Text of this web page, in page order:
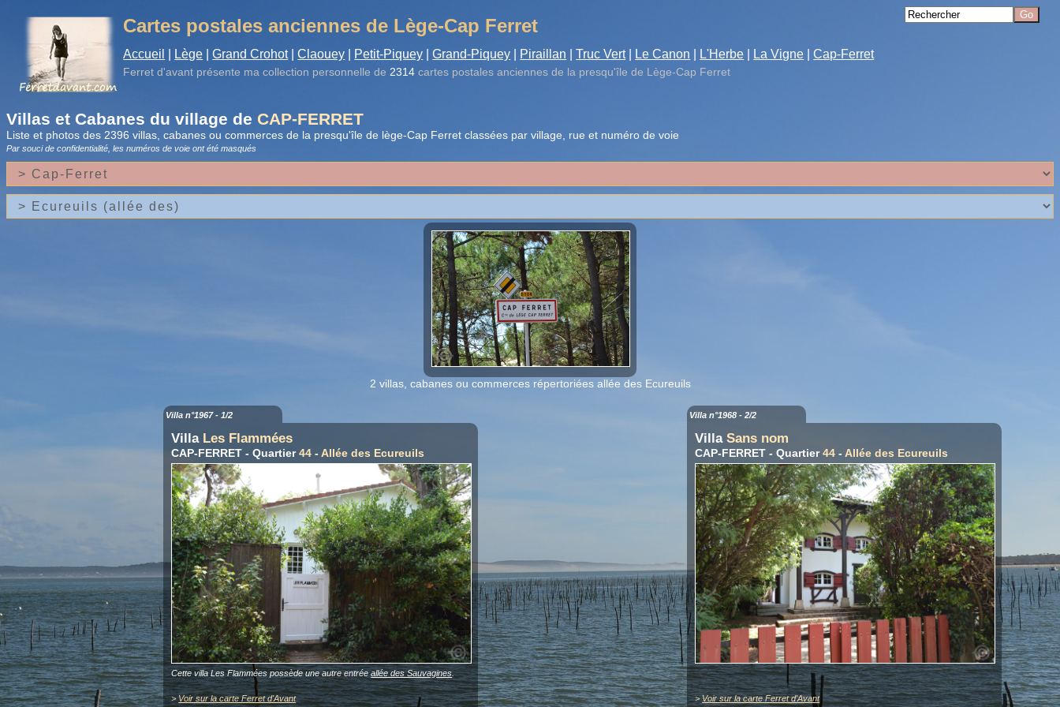
Cartes postales anciennes de Lège-Cap Ferret
Accueil Lège Grand Crohot Claouey Petit-Piquey Grand-Piquey Piraillan Truc Vert Le Canon L'Herbe La Vigne Cap-Ferret
Ferret d'avant présente ma collection personnelle de 2314 cartes postales anciennes de la presqu'île de Lège-Cap Ferret
Villas et Cabanes du village de CAP-FERRET
Liste et photos des 2396 villas, cabanes ou commerces de la presqu'île de lège-Cap Ferret classées par village, rue et numéro de voie
Par souci de confidentialité, les numéros de voie ont été masqués
2 villas, cabanes ou commerces répertoriées allée des Ecureuils
Villa n°1967 - 1/2
Villa Les Flammées
CAP-FERRET - Quartier44 -Allée des Ecureuils
Cette villa Les Flammées possède une autre entréeallée des Sauvagines.
> Voir sur la carte Ferret d'Avant
Villa n°1968 - 2/2
VillaSans nom
CAP-FERRET - Quartier44 - Allée des Ecureuils
>Voir sur la carte Ferret d'Avant